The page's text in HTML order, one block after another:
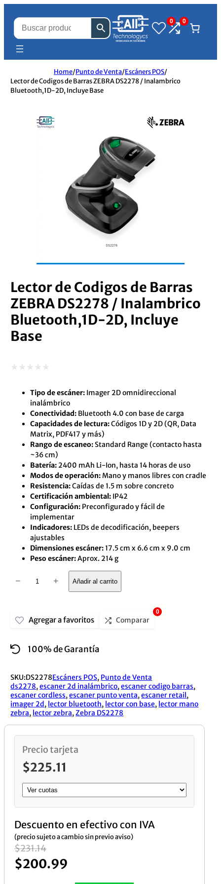
0 0
Home/Punto de Venta/Escáners POS/
Lector de Codigos de Barras ZEBRA DS2278 / Inalambrico
Bluetooth,1D-2D, Incluye Base
Lector de Codigos de Barras
ZEBRA DS2278 / Inalambrico
Bluetooth,1D-2D, Incluye
Base
con
Tipo de escáner: Imager 2D omnidireccional
inalámbrico
Conectividad: Bluetooth 4.0 con base de carga
Capacidades de lectura:Códigos 1D y 2D (QR, Data
Matrix, PDF417 y más)
Rango de escaneo: Standard Range (contacto hasta
~36 cm)
Batería: 2400 mAh Li-Ion, hasta 14 horas de uso
Modos de operación:Mano y manos libres con cradle
Resistencia:Caídas de 1.5 m sobre concreto
Certificación ambiental: IP42
Configuración: Preconfigurado y fácil de
implementar
Indicadores: LEDs de decodificación, beepers
ajustables
Dimensiones escáner: 17.5 cm x 6.6 cm x 9.0 cm
Peso escáner:Aprox. 214 g
Lector
de
ZEBRA
/
Inalambrico
Bluetooth,1D-
2D,
Incluye
Base
cantidad
− + Añadir al carrito
Agregar a favoritos Comparar
0
100% de Garantía
SKU:DS2278Escáners POS, Punto de Venta
ds2278,escaner 2d inalámbrico,escaner codigo barras,
escaner cordless,escaner punto venta,escaner retail,
imager 2d, lector bluetooth, lector con base, lector mano
zebra, lector zebra, Zebra DS2278
Precio tarjeta
$225.11
Descuento en efectivo con IVA
(precio sujeto a cambio sin previo aviso)
$231.14
El
precio
$200.99
El
precio